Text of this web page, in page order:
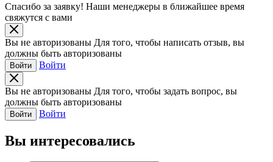
Спасибо за заявку! Наши менеджеры в ближайшее время
свяжутся с вами
Вы не авторизованы Для того, чтобы написать отзыв, вы
должны быть авторизованы
Войти Войти
Вы не авторизованы Для того, чтобы задать вопрос, вы
должны быть авторизованы
Войти Войти
Вы интересовались